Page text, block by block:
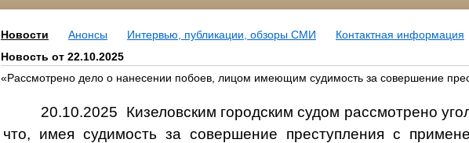
Новости Анонсы Интервью, публикации, обзоры СМИ
Контактная информация
Новость от 22.10.2025
«Рассмотрено дело о нанесении побоев, лицом имеющим судимость за совершение
20.10.2025 Кизеловским городским судом рассмотрено
что, имея судимость за совершение преступления с